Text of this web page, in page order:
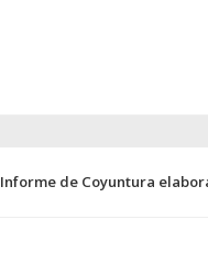
Informe de Coyuntura